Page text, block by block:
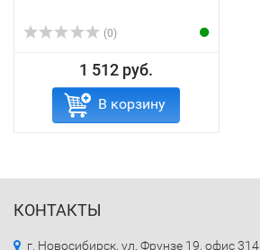
(0)
1 512 руб.
В корзину
КОНТАКТЫ
г. Новосибирск, ул. Фрунзе 19, офис 314